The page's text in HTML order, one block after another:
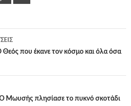
που έκανε τον κόσμο και όλα όσα
Μωυσής πλησίασε το πυκνό σκοτάδι